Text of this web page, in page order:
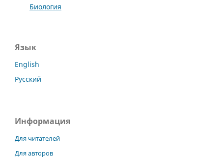
Биология
Язык
English
Русский
Информация
Для читателей
Для авторов